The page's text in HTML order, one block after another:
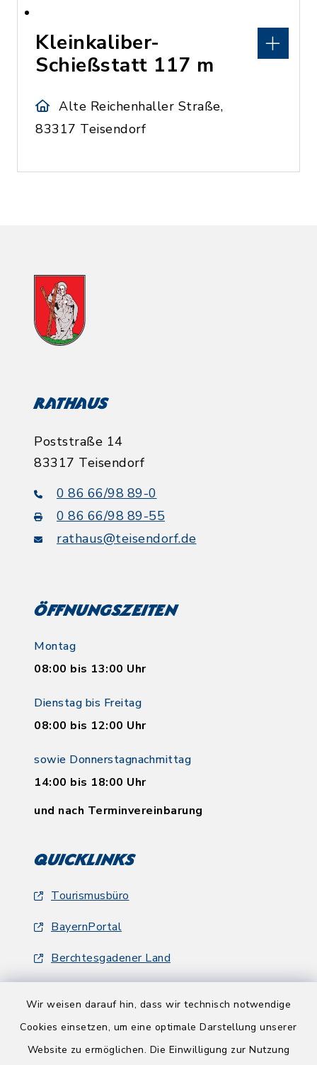
Wir weisen darauf hin, dass wir technisch notwendige
Cookies einsetzen, um eine optimale Darstellung unserer
Website zu ermöglichen. Die Einwilligung zur Nutzung
Kleinkaliber-
Schießstatt 117 m
Alte Reichenhaller Straße,
83317 Teisendorf
Rathaus
Poststraße 14
83317 Teisendorf
0 86 66/98 89-0
0 86 66/98 89-55
rathaus@teisendorf.de
Öffnungszeiten
Montag
08:00 bis 13:00 Uhr
Dienstag bis Freitag
08:00 bis 12:00 Uhr
sowie Donnerstagnachmittag
14:00 bis 18:00 Uhr
und nach Terminvereinbarung
Quicklinks
Tourismusbüro
BayernPortal
Berchtesgadener Land